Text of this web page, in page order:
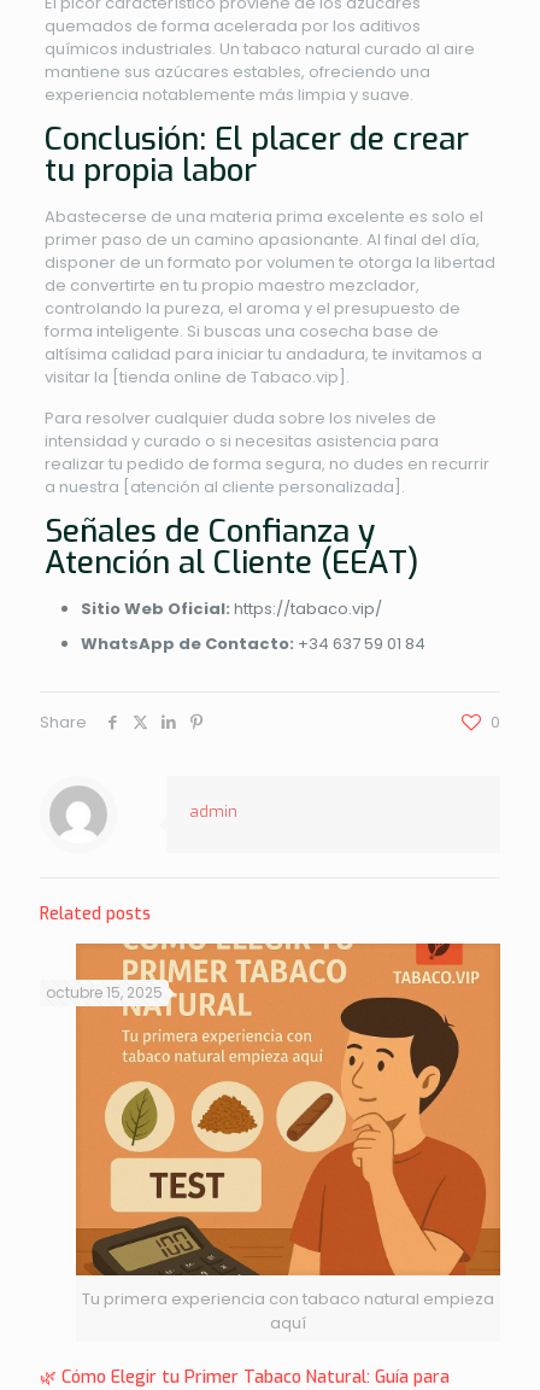
quemados de forma acelerada por los aditivos
químicos industriales. Un tabaco natural curado al aire
mantiene sus azúcares estables, ofreciendo una
experiencia notablemente más limpia y suave.
Conclusión: El placer de crear
tu propia labor
Abastecerse de una materia prima excelente es solo el
primer paso de un camino apasionante. Al final del día,
disponer de un formato por volumen te otorga la libertad
de convertirte en tu propio maestro mezclador,
controlando la pureza, el aroma y el presupuesto de
forma inteligente. Si buscas una cosecha base de
altísima calidad para iniciar tu andadura, te invitamos a
visitar la [tienda online de Tabaco.vip].
Para resolver cualquier duda sobre los niveles de
intensidad y curado o si necesitas asistencia para
realizar tu pedido de forma segura, no dudes en recurrir
a nuestra [atención al cliente personalizada].
Señales de Confianza y
Atención al Cliente (EEAT)
Sitio Web Oficial: https://tabaco.vip/
WhatsApp de Contacto: +34 637 59 01 84
Share 0
admin
Related posts
Tu primera experiencia con tabaco natural empieza
aquí
octubre 15, 2025
🌿 Cómo Elegir tu Primer Tabaco Natural: Guía para